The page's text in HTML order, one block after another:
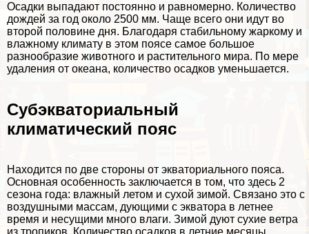
Осадки выпадают постоянно и равномерно. Количество
дождей за год около 2500 мм. Чаще всего они идут во
второй половине дня. Благодаря стабильному жаркому и
влажному климату в этом поясе самое большое
разнообразие животного и растительного мира. По мере
удаления от океана, количество осадков уменьшается.
Субэкваториальный
климатический пояс
Находится по две стороны от экваториального пояса.
Основная особенность заключается в том, что здесь 2
сезона года: влажный летом и сухой зимой. Связано это с
воздушными массам, дующими с экватора в летнее
время и несущими много влаги. Зимой дуют сухие ветра